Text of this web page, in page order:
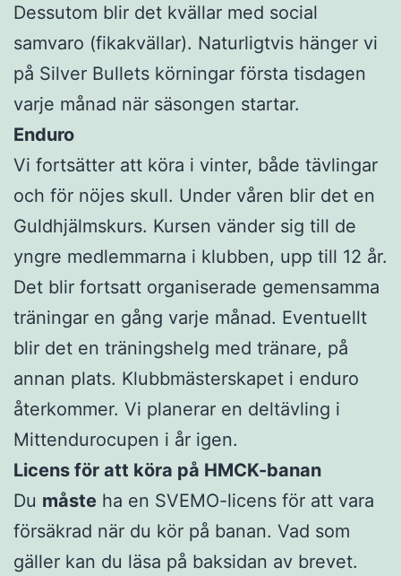
Dessutom blir det kvällar med social
samvaro (fikakvällar). Naturligtvis hänger vi
på Silver Bullets körningar första tisdagen
varje månad när säsongen startar.
Enduro
Vi fortsätter att köra i vinter, både tävlingar
och för nöjes skull. Under våren blir det en
Guldhjälmskurs. Kursen vänder sig till de
yngre medlemmarna i klubben, upp till 12 år.
Det blir fortsatt organiserade gemensamma
träningar en gång varje månad. Eventuellt
blir det en träningshelg med tränare, på
annan plats. Klubbmästerskapet i enduro
återkommer. Vi planerar en deltävling i
Mittendurocupen i år igen.
Licens för att köra på HMCK-banan
Du måste ha en SVEMO-licens för att vara
försäkrad när du kör på banan. Vad som
gäller kan du läsa på baksidan av brevet.